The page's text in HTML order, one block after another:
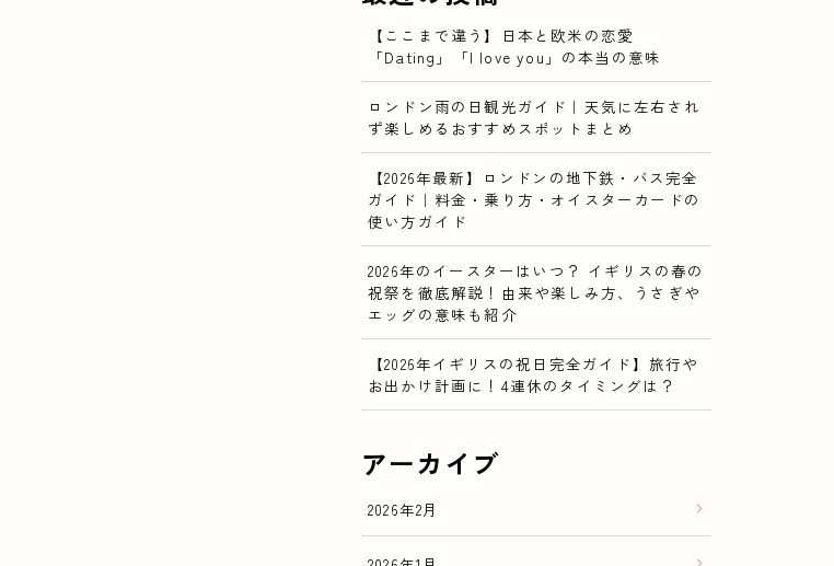
【ここまで違う】日本と欧米の恋愛
「Dating」「I love you」の本当の意味
ロンドン雨の日観光ガイド｜天気に左右され
ず楽しめるおすすめスポットまとめ
【2026年最新】ロンドンの地下鉄・バス完全
ガイド｜料金・乗り方・オイスターカードの
使い方ガイド
2026年のイースターはいつ？ イギリスの春の
祝祭を徹底解説！由来や楽しみ方、うさぎや
エッグの意味も紹介
【2026年イギリスの祝日完全ガイド】旅行や
お出かけ計画に！4連休のタイミングは？
アーカイブ
2026年2月